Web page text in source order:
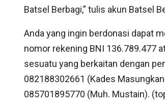
Batsel Berbagi,” tulis akun Batsel
Anda yang ingin berdonasi dapat
nomor rekening BNI 136.789.477
sesuatu yang berkaitan dengan
082188302661 (Kades
085701895770 (Muh. Mustain).